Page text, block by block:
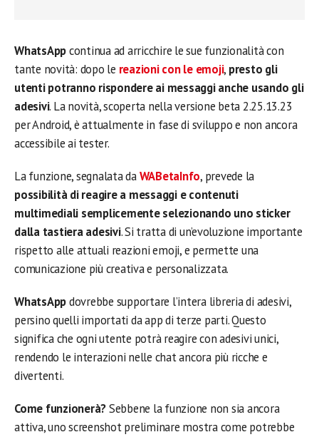
WhatsAppcontinua ad arricchire le sue funzionalità con
tante novità: dopo le reazioni con le emoji, presto gli
utenti potranno rispondere ai messaggi anche usando gli
adesivi. La novità, scoperta nella versione beta 2.25.13.23
per Android, è attualmente in fase di sviluppo e non ancora
accessibile ai tester.
La funzione, segnalata daWABetaInfo, prevede la
possibilità di reagire a messaggi e contenuti
multimediali semplicemente selezionando uno sticker
dalla tastiera adesivi. Si tratta di un’evoluzione importante
rispetto alle attuali reazioni emoji, e permette una
comunicazione più creativa e personalizzata.
WhatsAppdovrebbe supportare l’intera libreria di adesivi,
persino quelli importati da app di terze parti. Questo
significa che ogni utente potrà reagire con adesivi unici,
rendendo le interazioni nelle chat ancora più ricche e
divertenti.
Come funzionerà?Sebbene la funzione non sia ancora
attiva, uno screenshot preliminare mostra come potrebbe